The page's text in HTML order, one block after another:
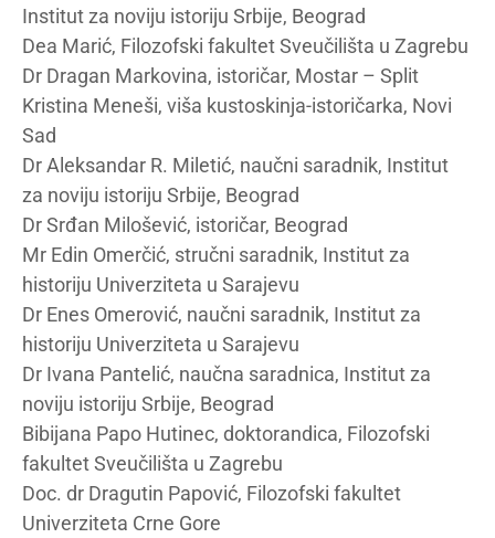
Institut za noviju istoriju Srbije, Beograd
Dea Marić, Filozofski fakultet Sveučilišta u Zagrebu
Dr Dragan Markovina, istoričar, Mostar – Split
Kristina Meneši, viša kustoskinja-istoričarka, Novi
Sad
Dr Aleksandar R. Miletić, naučni saradnik, Institut
za noviju istoriju Srbije, Beograd
Dr Srđan Milošević, istoričar, Beograd
Mr Edin Omerčić, stručni saradnik, Institut za
historiju Univerziteta u Sarajevu
Dr Enes Omerović, naučni saradnik, Institut za
historiju Univerziteta u Sarajevu
Dr Ivana Pantelić, naučna saradnica, Institut za
noviju istoriju Srbije, Beograd
Bibijana Papo Hutinec, doktorandica, Filozofski
fakultet Sveučilišta u Zagrebu
Doc. dr Dragutin Papović, Filozofski fakultet
Univerziteta Crne Gore